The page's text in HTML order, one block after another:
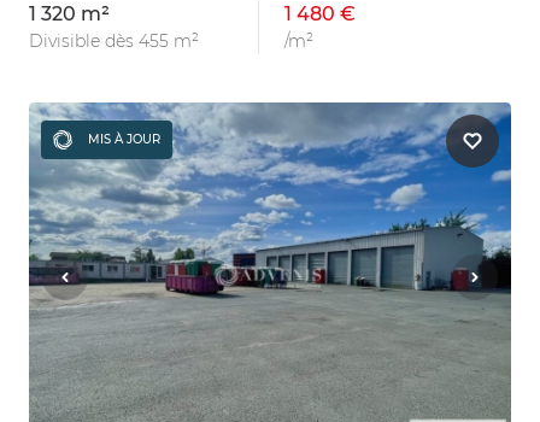
1 320 m²
Divisible dès 455 m²
1 480 €
/m²
MIS À JOUR